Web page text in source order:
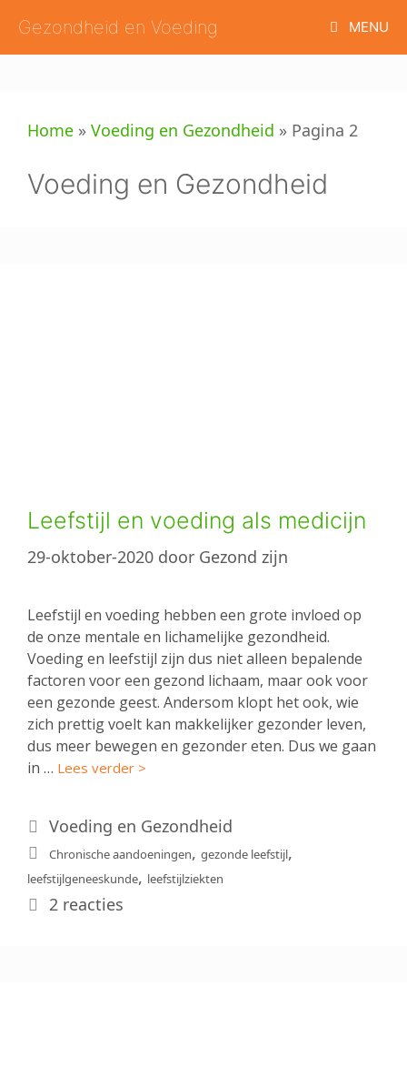
naar
de
Gezondheid en Voeding MENU
Home » Voeding en Gezondheid » Pagina 2
Voeding en Gezondheid
Leefstijl en voeding als medicijn
29-oktober-2020 door Gezond zijn
Leefstijl en voeding hebben een grote invloed op
de onze mentale en lichamelijke gezondheid.
Voeding en leefstijl zijn dus niet alleen bepalende
factoren voor een gezond lichaam, maar ook voor
een gezonde geest. Andersom klopt het ook, wie
zich prettig voelt kan makkelijker gezonder leven,
dus meer bewegen en gezonder eten. Dus we gaan
in … Lees verder >
Categorieën
Voeding en Gezondheid
Tags
Chronische aandoeningen, gezonde leefstijl,
leefstijlgeneeskunde, leefstijlziekten
2 reacties